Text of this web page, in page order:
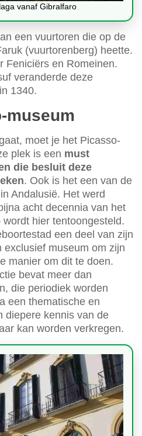
vanaf Gibralfaro
een vuurtoren die op de
(vuurtorenberg) heette.
Feniciërs en Romeinen.
veranderde deze
1340.
museum
moet je het Picasso-
plek is een must
die besluit deze
. Ook is het een van de
Andalusië. Het werd
acht decennia van het
hier tentoongesteld.
een deel van zijn
museum om zijn
manier om dit te doen.
bevat meer dan
die periodiek worden
een thematische en
diepere kennis van de
kan worden verkregen.